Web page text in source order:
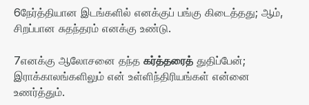
6நேர்த்தியான இடங்களில் எனக்குப் பங்கு கிடைத்தது; ஆம்,
சிறப்பான சுதந்தரம் எனக்கு உண்டு.
7எனக்கு ஆலோசனை தந்த கர்த்தரைத் துதிப்பேன்;
இராக்காலங்களிலும் என் உள்ளிந்திரியங்கள் என்னை
உணர்த்தும்.